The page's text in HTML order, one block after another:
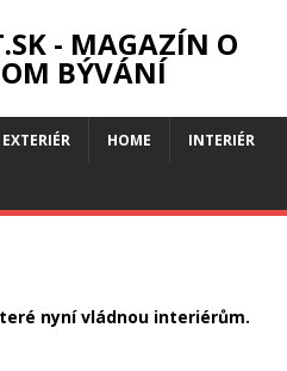
- MAGAZÍN O
BÝVÁNÍ
EXTERIÉR HOME INTERIÉR
nyní vládnou interiérům.